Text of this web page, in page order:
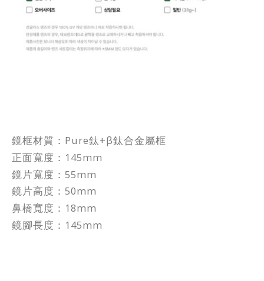
鏡框材質：Pure鈦+β鈦合金屬框
正面寬度：145mm
鏡片寬度：55mm
鏡片高度：50mm
鼻橋寬度：18mm
鏡腳長度：145mm